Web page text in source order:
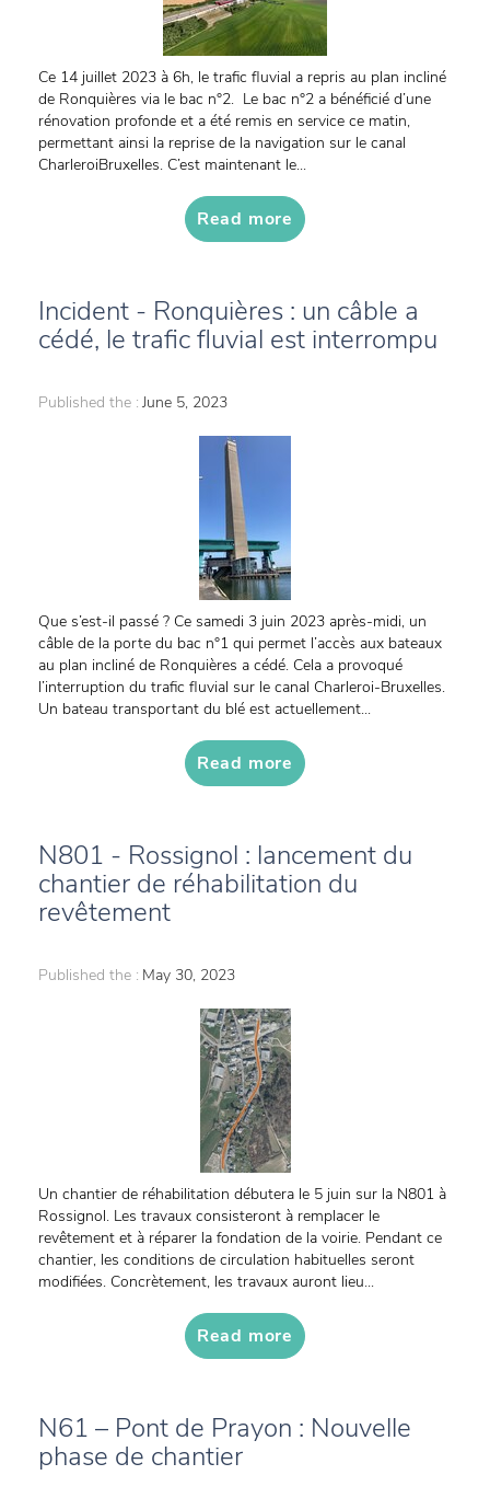
Ce 14 juillet 2023 à 6h, le trafic fluvial a repris au plan incliné
de Ronquières via le bac n°2. Le bac n°2 a bénéficié d’une
rénovation profonde et a été remis en service ce matin,
permettant ainsi la reprise de la navigation sur le canal
CharleroiBruxelles. C’est maintenant le...
Read more
Incident - Ronquières : un câble a
cédé, le trafic fluvial est interrompu
Published the : June 5, 2023
Que s’est-il passé ? Ce samedi 3 juin 2023 après-midi, un
câble de la porte du bac n°1 qui permet l’accès aux bateaux
au plan incliné de Ronquières a cédé. Cela a provoqué
l’interruption du trafic fluvial sur le canal Charleroi-Bruxelles.
Un bateau transportant du blé est actuellement...
Read more
N801 - Rossignol : lancement du
chantier de réhabilitation du
revêtement
Published the : May 30, 2023
Un chantier de réhabilitation débutera le 5 juin sur la N801 à
Rossignol. Les travaux consisteront à remplacer le
revêtement et à réparer la fondation de la voirie. Pendant ce
chantier, les conditions de circulation habituelles seront
modifiées. Concrètement, les travaux auront lieu...
Read more
N61 – Pont de Prayon : Nouvelle
phase de chantier